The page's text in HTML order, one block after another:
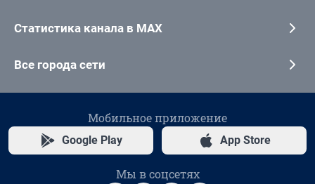
Статистика канала в MAX
Все города сети
Мобильное приложение
Google Play App Store
Мы в соцсетях